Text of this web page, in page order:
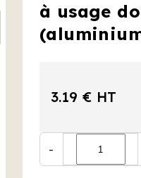
à usage
3.19 € HT
-